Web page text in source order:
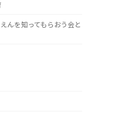
んを知ってもらおう会と